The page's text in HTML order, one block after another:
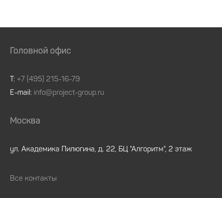
Головной офис
Т: +7 (495) 215-16-79
E-mail: info@project-group.ru
Москва
ул. Академика Пилюгина, д. 22, БЦ "Алгоритм", 2 этаж
Все контакты